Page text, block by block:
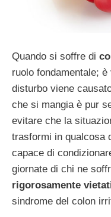
Quando si soffre di
ruolo fondamentale;
disturbo viene
che si mangia è pur
evitare che la
trasformi in qualcosa
capace di
giornate di chi ne
rigorosamente
sindrome del colon